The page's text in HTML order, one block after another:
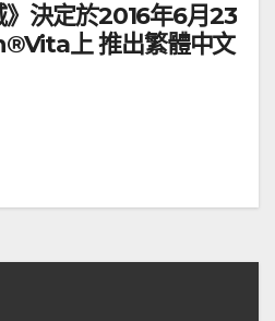
》決定於2016年6月23
上 推出繁體中文